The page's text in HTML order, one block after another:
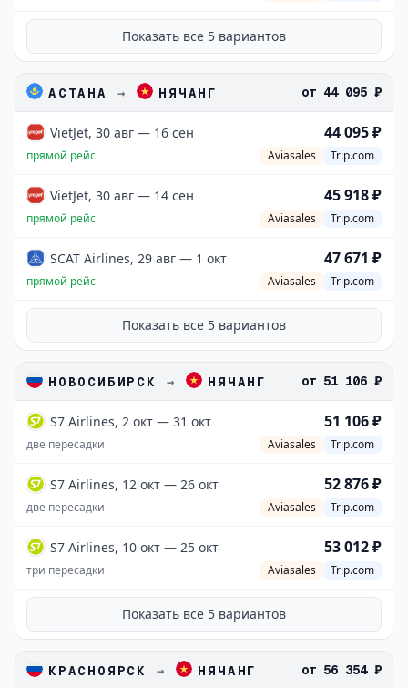
Показать все 5 вариантов
АСТАНА → НЯЧАНГ от 44 095 ₽
VietJet, 30 авг — 16 сен 44 095 ₽
прямой рейс Aviasales Trip.com
VietJet, 30 авг — 14 сен 45 918 ₽
прямой рейс Aviasales Trip.com
SCAT Airlines, 29 авг — 1 окт 47 671 ₽
прямой рейс Aviasales Trip.com
Показать все 5 вариантов
НОВОСИБИРСК → НЯЧАНГ от 51 106 ₽
S7 Airlines, 2 окт — 31 окт 51 106 ₽
две пересадки Aviasales Trip.com
S7 Airlines, 12 окт — 26 окт 52 876 ₽
две пересадки Aviasales Trip.com
S7 Airlines, 10 окт — 25 окт 53 012 ₽
три пересадки Aviasales Trip.com
Показать все 5 вариантов
КРАСНОЯРСК → НЯЧАНГ от 56 354 ₽